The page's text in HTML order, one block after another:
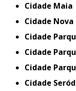
Cidade Maia
Cidade
Cidade
Cidade
Cidade
Cidade